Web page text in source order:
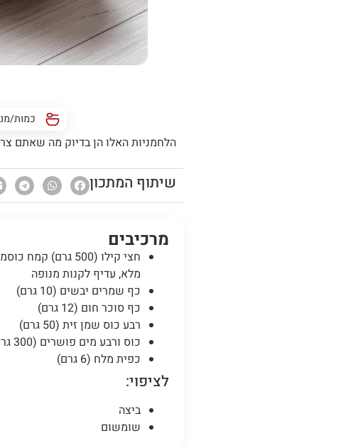
כמות/מנות: 12
הלחמניות האלו הן בדיוק מה שאתם
שיתוף המתכון
מרכיבים
חצי קילו (500 גרם) קמח
מלא, עדיף לקנות מנופה
כף שמרים יבשים (10 גרם)
כף סוכר חום (12 גרם)
רבע כוס שמן זית (50 גרם)
כוס ורבע מים פושרים (300 גרם)
כפית מלח (6 גרם)
לציפוי:
ביצה
שומשום